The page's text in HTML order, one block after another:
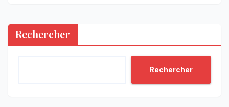
Rechercher
Rechercher